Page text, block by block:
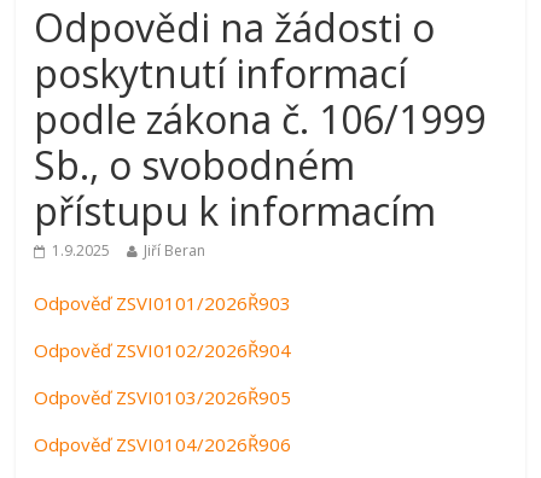
Odpovědi na žádosti o
poskytnutí informací
podle zákona č. 106/1999
Sb., o svobodném
přístupu k informacím
1.9.2025 Jiří Beran
Odpověď ZSVI0101/2026Ř903
Odpověď ZSVI0102/2026Ř904
Odpověď ZSVI0103/2026Ř905
Odpověď ZSVI0104/2026Ř906